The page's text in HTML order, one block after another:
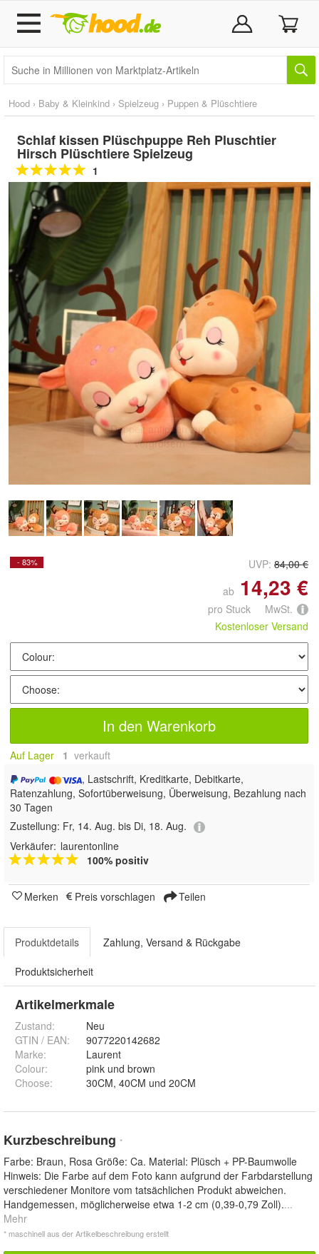
Hood › Baby & Kleinkind › Spielzeug › Puppen & Plüschtiere
Schlaf kissen Plüschpuppe Reh Pluschtier
Hirsch Plüschtiere Spielzeug
1
Doppelt antippen zum
vergrößern
- 83% UVP: 84,00 €
ab 14,23 €
pro Stuck MwSt.
Kostenloser Versand
In den Warenkorb
Auf Lager 1 verkauft
, Lastschrift, Kreditkarte, Debitkarte,
Ratenzahlung, Sofortüberweisung, Überweisung, Bezahlung nach
30 Tagen
Zustellung: Fr, 14. Aug. bis Di, 18. Aug.
Verkäufer: laurentonline
100% positiv
Merken Preis vorschlagen Teilen
Produktdetails Zahlung, Versand & Rückgabe
Produktsicherheit
Artikelmerkmale
Zustand:
Neu
GTIN / EAN:
9077220142682
Marke:
Laurent
Colour:
pink und brown
Choose: 30CM, 40CM und 20CM
Kurzbeschreibung *
Farbe: Braun, Rosa Größe: Ca. Material: Plüsch + PP-Baumwolle
Hinweis: Die Farbe auf dem Foto kann aufgrund der Farbdarstellung
verschiedener Monitore vom tatsächlichen Produkt abweichen.
Handgemessen, möglicherweise etwa 1-2 cm (0,39-0,79 Zoll)....
Mehr
* maschinell aus der Artikelbeschreibung erstellt